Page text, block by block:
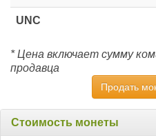
UNC
* Цена включает сумму
продавца
Продать
Стоимость монеты